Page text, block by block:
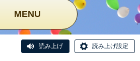
MENU
読み上げ 読み上げ設定